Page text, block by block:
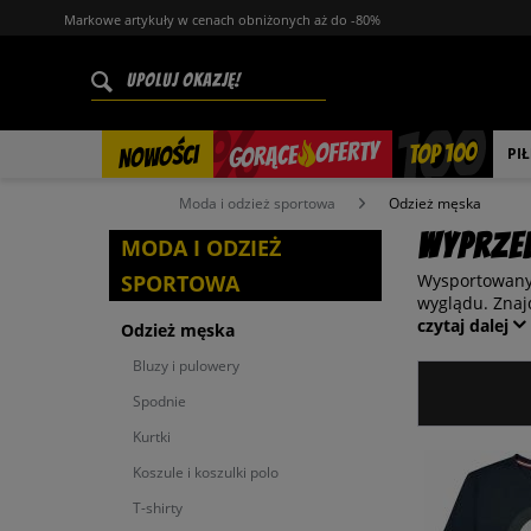
Markowe artykuły w cenach obniżonych aż do -80%
NOWOŚCI GORĄCE OFERTY
% TOP 100
Moda i odzież sportowa Odzież męska
MODA I ODZIEŻ
SPORTOWA
Odzież męska
Bluzy i pulowery
Spodnie
Kurtki
Koszule i koszulki polo
T-shirty
wyglądu.
czytaj dalej